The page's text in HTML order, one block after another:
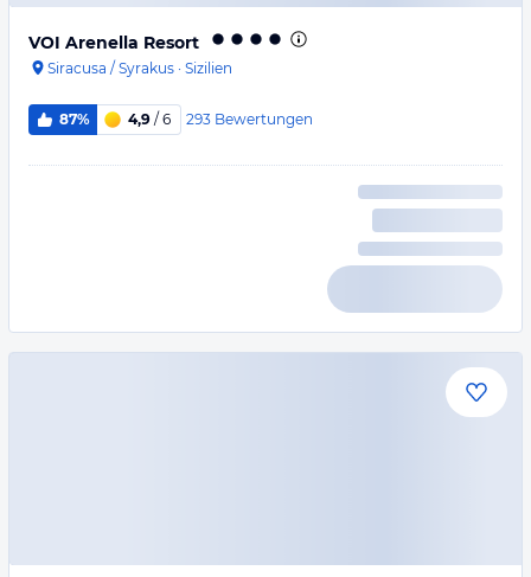
VOI Arenella Resort
Siracusa / Syrakus · Sizilien
87% 4,9 / 6 293 Bewertungen